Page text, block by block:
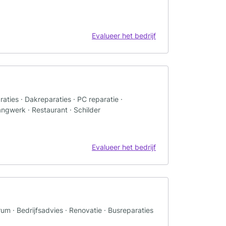
Evalueer het bedrijf
· Dakreparaties · PC reparatie ·
· Restaurant · Schilder
Evalueer het bedrijf
· Bedrijfsadvies · Renovatie · Busreparaties